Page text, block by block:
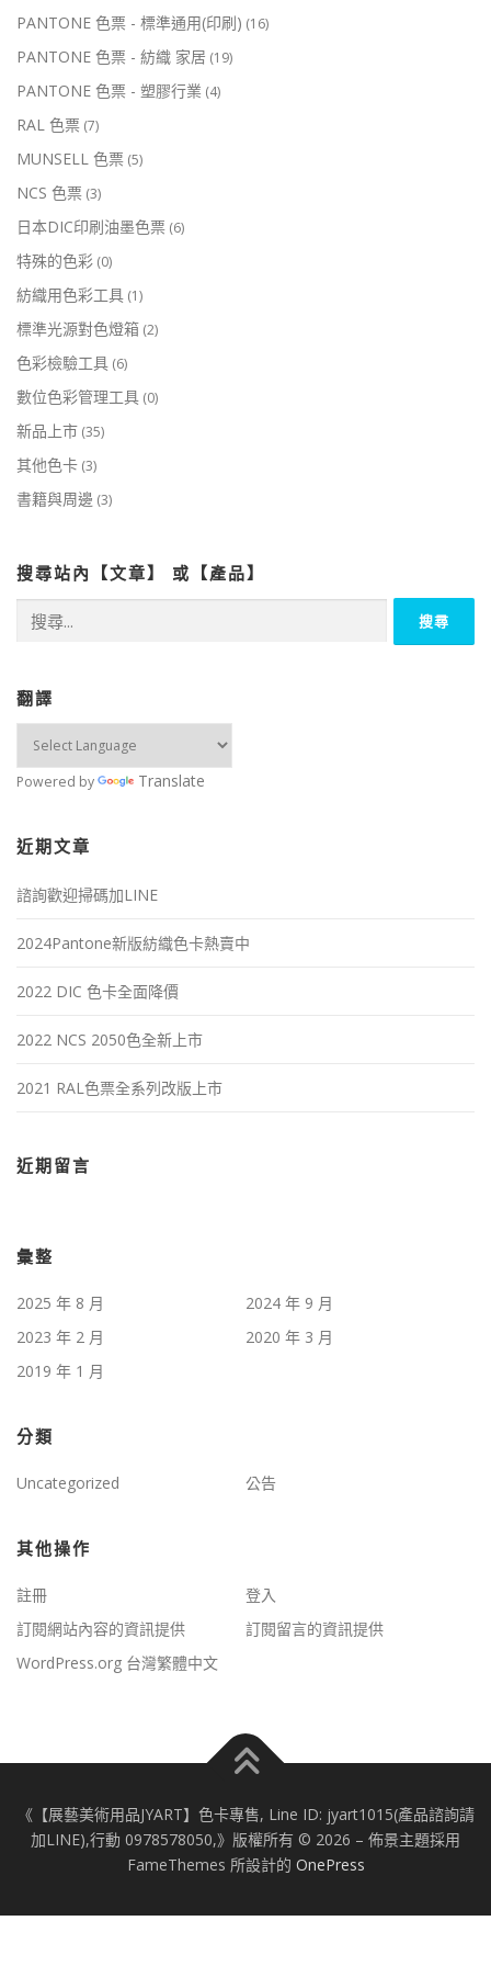
PANTONE 色票 - 標準通用(印刷) (16)
PANTONE 色票 - 紡織 家居 (19)
PANTONE 色票 - 塑膠行業 (4)
RAL 色票 (7)
MUNSELL 色票 (5)
NCS 色票 (3)
日本DIC印刷油墨色票 (6)
特殊的色彩 (0)
紡織用色彩工具 (1)
標準光源對色燈箱 (2)
色彩檢驗工具 (6)
數位色彩管理工具 (0)
新品上市 (35)
其他色卡 (3)
書籍與周邊 (3)
搜尋站內【文章】 或【產品】
字:
翻譯
Powered by Translate
近期文章
諮詢歡迎掃碼加LINE
2024Pantone新版紡織色卡熱賣中
2022 DIC 色卡全面降價
2022 NCS 2050色全新上市
2021 RAL色票全系列改版上市
近期留言
彙整
2025 年 8 月
2024 年 9 月
2023 年 2 月
2020 年 3 月
2019 年 1 月
分類
Uncategorized 公告
其他操作
註冊
登入
訂閱網站內容的資訊提供
訂閱留言的資訊提供
WordPress.org 台灣繁體中文
《【展藝美術用品JYART】色卡專售, Line ID: jyart1015(產品諮詢請
加LINE),行動 0978578050,》版權所有 © 2026 – 佈景主題採用
FameThemes 所設計的 OnePress